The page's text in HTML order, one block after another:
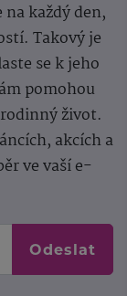
každý den,
Takový je
se k jeho
pomohou
život.
akcích a
ve vaší e-
Odeslat